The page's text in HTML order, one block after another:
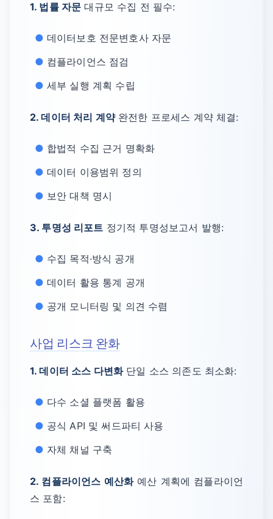
1. 법률 자문 대규모 수집 전 필수:
데이터보호 전문변호사 자문
컴플라이언스 점검
세부 실행 계획 수립
2. 데이터 처리 계약완전한 프로세스 계약 체결:
합법적 수집 근거 명확화
데이터 이용범위 정의
보안 대책 명시
3. 투명성 리포트 정기적 투명성보고서 발행:
수집 목적·방식 공개
데이터 활용 통계 공개
공개 모니터링 및 의견 수렴
사업 리스크 완화
1. 데이터 소스 다변화단일 소스 의존도 최소화:
다수 소셜 플랫폼 활용
공식 API 및 써드파티 사용
자체 채널 구축
2. 컴플라이언스 예산화예산 계획에 컴플라이언
스 포함: